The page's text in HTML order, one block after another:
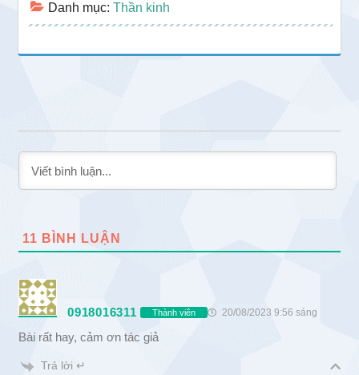
Danh mục:Thần kinh
11 BÌNH LUẬN
0918016311 Thành viên 20/08/2023 9:56 sáng
Bài rất hay, cảm ơn tác giả
Trả lời ↵